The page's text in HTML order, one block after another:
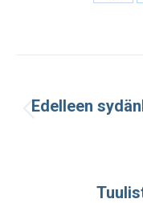
Edelleen